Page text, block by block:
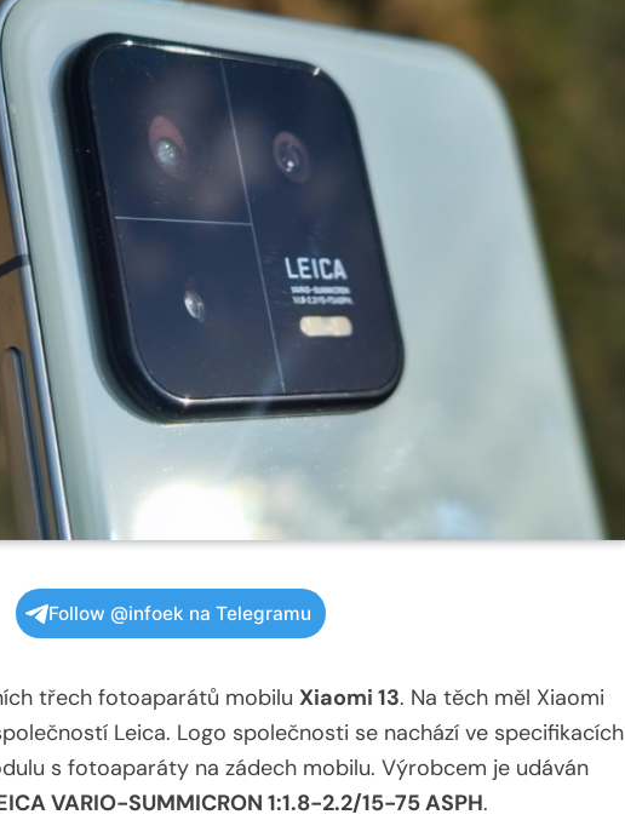
Follow @infoek na Telegramu
třech fotoaparátů mobilu Xiaomi 13. Na těch měl Xiaomi
Leica. Logo společnosti se nachází ve specifikacích
s fotoaparáty na zádech mobilu. Výrobcem je udáván
VARIO-SUMMICRON 1:1.8-2.2/15-75 ASPH.